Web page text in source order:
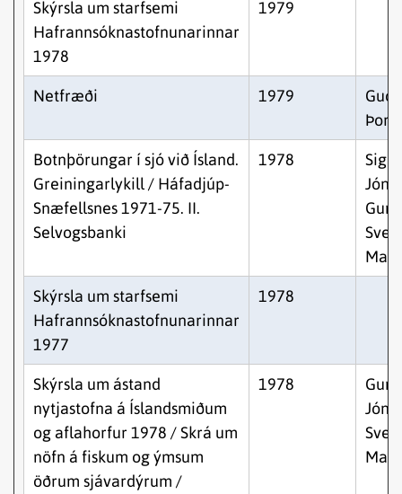
Skýrsla um starfsemi
Hafrannsóknastofnunarinnar
1978
1979
Netfræði 1979
Botnþörungar í sjó við Ísland.
Greiningarlykill / Háfadjúp-
Snæfellsnes 1971-75. II.
Selvogsbanki
1978
Skýrsla um starfsemi
Hafrannsóknastofnunarinnar
1977
1978
Skýrsla um ástand
nytjastofna á Íslandsmiðum
og aflahorfur 1978 / Skrá um
nöfn á fiskum og ýmsum
öðrum sjávardýrum /
1978